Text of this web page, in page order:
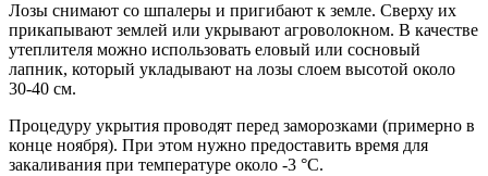
Лозы снимают со шпалеры и пригибают к земле. Сверху их
прикапывают землей или укрывают агроволокном. В качестве
утеплителя можно использовать еловый или сосновый
лапник, который укладывают на лозы слоем высотой около
30-40 см.
Процедуру укрытия проводят перед заморозками (примерно в
конце ноября). При этом нужно предоставить время для
закаливания при температуре около -3 °C.